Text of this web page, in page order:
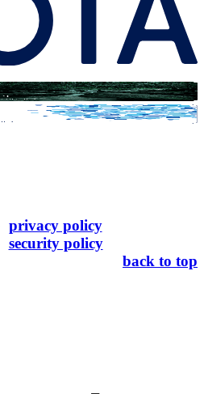
privacy policy
security policy
back to top